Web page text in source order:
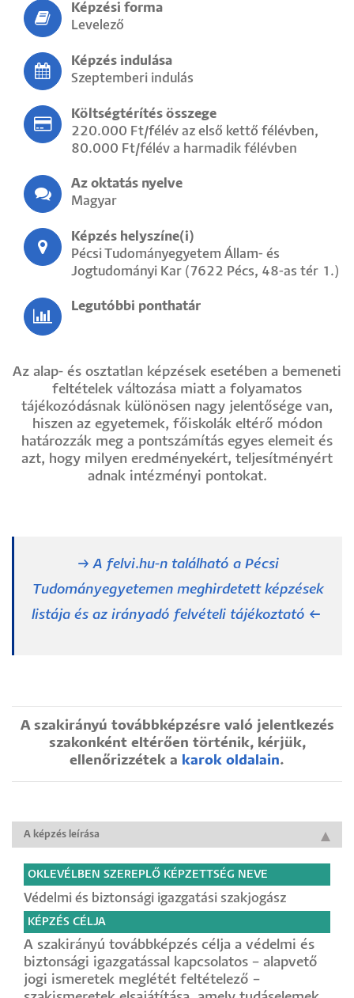
Képzési forma
Levelező
Képzés indulása
Szeptemberi indulás
Költségtérítés összege
220.000 Ft/félév az első kettő félévben,
80.000 Ft/félév a harmadik félévben
Az oktatás nyelve
Magyar
Képzés helyszíne(i)
Pécsi Tudományegyetem Állam- és
Jogtudományi Kar (7622 Pécs, 48-as tér 1.)
Legutóbbi ponthatár
Az alap- és osztatlan képzések esetében a bemeneti
feltételek változása miatt a folyamatos
tájékozódásnak különösen nagy jelentősége van,
hiszen az egyetemek, főiskolák eltérő módon
határozzák meg a pontszámítás egyes elemeit és
azt, hogy milyen eredményekért, teljesítményért
adnak intézményi pontokat.
→ A felvi.hu-n található a Pécsi
Tudományegyetemen meghirdetett képzések
listája és az irányadó felvételi tájékoztató ←
A szakirányú továbbképzésre való jelentkezés
szakonként eltérően történik, kérjük,
ellenőrizzétek a karok oldalain.
A képzés leírása
OKLEVÉLBEN SZEREPLŐ KÉPZETTSÉG NEVE
Védelmi és biztonsági igazgatási szakjogász
KÉPZÉS CÉLJA
A szakirányú továbbképzés célja a védelmi és
biztonsági igazgatással kapcsolatos – alapvető
jogi ismeretek meglétét feltételező –